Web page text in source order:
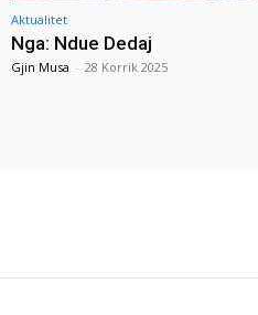
Aktualitet
Nga: Ndue Dedaj
Gjin Musa - 28 Korrik 2025